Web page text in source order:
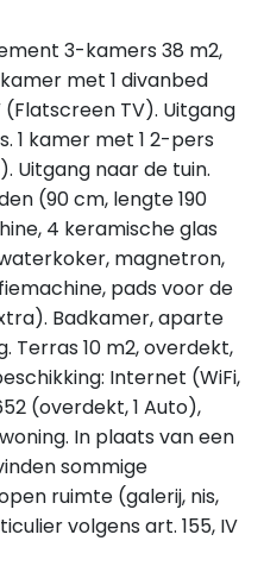
3-kamers 38 m2,
met 1 divanbed
(Flatscreen TV). Uitgang
1 kamer met 1 2-pers
Uitgang naar de tuin.
(90 cm, lengte 190
4 keramische glas
magnetron,
pads voor de
Badkamer, aparte
Terras 10 m2, overdekt,
Internet (WiFi,
(overdekt, 1 Auto),
In plaats van een
sommige
ruimte (galerij, nis,
volgens art. 155, IV